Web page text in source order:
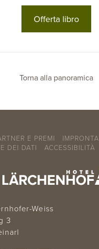
Offerta libro
Torna alla panoramica
E PREMI
IMPRONTA
DEI DATI
ACCESSIBILITÀ
Weiss
3